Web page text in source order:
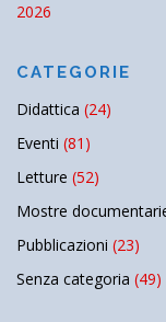
2026
CATEGORIE
Didattica (24)
Eventi (81)
Letture (52)
Mostre
Pubblicazioni (23)
Senza categoria (49)